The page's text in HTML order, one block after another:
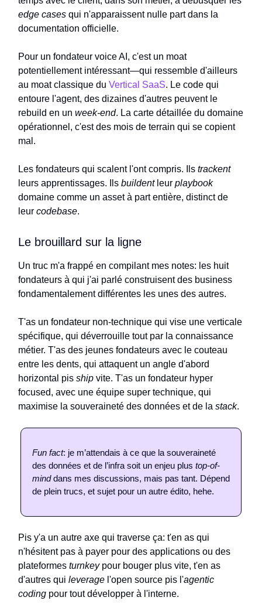
edge cases qui n'apparaissent nulle part dans la
documentation officielle.
Pour un fondateur voice AI, c'est un moat
potentiellement intéressant—qui ressemble d'ailleurs
au moat classique du Vertical SaaS. Le code qui
entoure l'agent, des dizaines d'autres peuvent le
rebuild en un week-end. La carte détaillée du domaine
opérationnel, c'est des mois de terrain qui se copient
mal.
Les fondateurs qui scalent l'ont compris. Ils trackent
leurs apprentissages. Ils buildentleur playbook
domaine comme un asset à part entière, distinct de
leur codebase.
Le brouillard sur la ligne
Un truc m'a frappé en compilant mes notes: les huit
fondateurs à qui j'ai parlé construisent des business
fondamentalement différentes les unes des autres.
T'as un fondateur non-technique qui vise une verticale
spécifique, qui déverrouille tout par la connaissance
métier. T'as des jeunes fondateurs avec le couteau
entre les dents, qui attaquent un angle d'abord
horizontal pis ship vite. T'as un fondateur hyper
focused, avec une équipe super technique, qui
maximise la souveraineté des données et de la stack.
Fun fact: je m’attendais à ce que la souveraineté
des données et de l’infra soit un enjeu plus top-of-
minddans mes discussions, mais pas tant. Dépend
de plein trucs, et sujet pour un autre édito, hehe.
Pis y'a un autre axe qui traverse ça: t'en as qui
n'hésitent pas à payer pour des applications ou des
plateformes turnkeypour bouger plus vite, t'en as
d'autres qui leverage l'open source pis l'agentic
coding pour tout développer à l'interne.